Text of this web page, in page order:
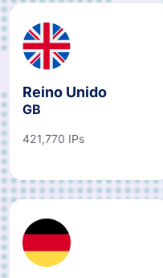
Reino Unido
GB
421,770 IPs